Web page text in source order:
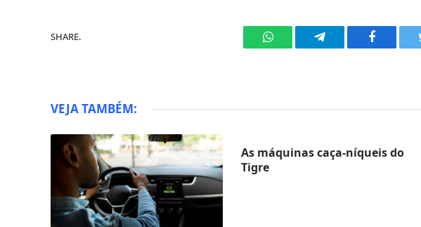
SHARE.
WhatsAppTelegram Facebook
VEJA TAMBÉM:
As máquinas caça-níqueis do
Tigre